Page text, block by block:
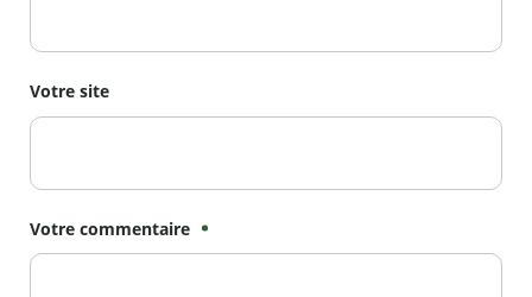
Votre site
Votre commentaire